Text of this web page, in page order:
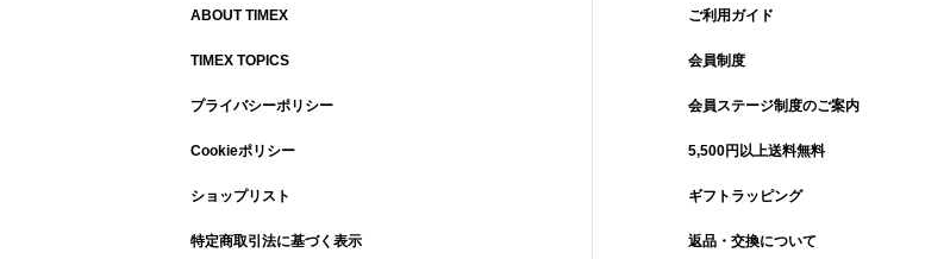
ABOUT TIMEX
TIMEX TOPICS
プライバシーポリシー
Cookieポリシー
ショップリスト
特定商取引法に基づく表示
ご利用ガイド
会員制度
会員ステージ制度のご案内
5,500円以上送料無料
ギフトラッピング
返品・交換について